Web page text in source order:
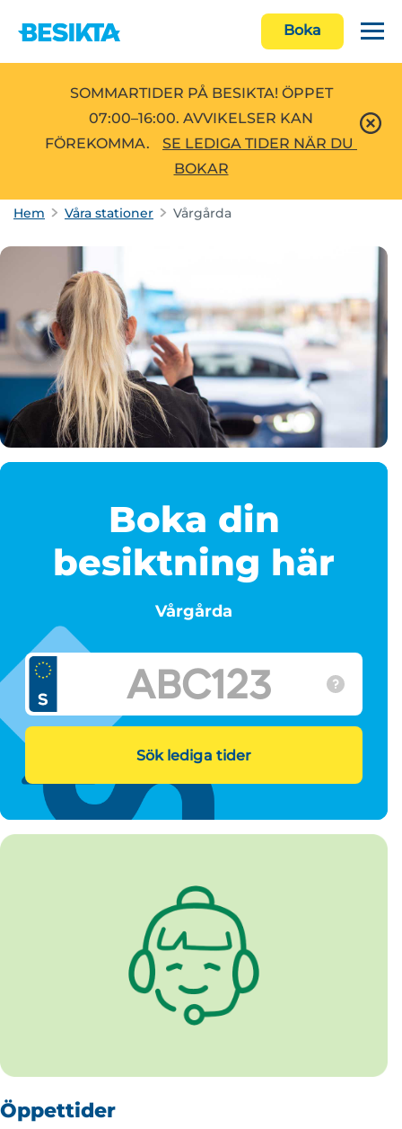
Boka
SOMMARTIDER PÅ BESIKTA! ÖPPET
07:00–16:00. AVVIKELSER KAN
FÖREKOMMA.
SE LEDIGA TIDER NÄR DU
BOKAR
Hem Våra stationer Vårgårda
Boka din
besiktning här
Vårgårda
Sök lediga tider
Öppettider